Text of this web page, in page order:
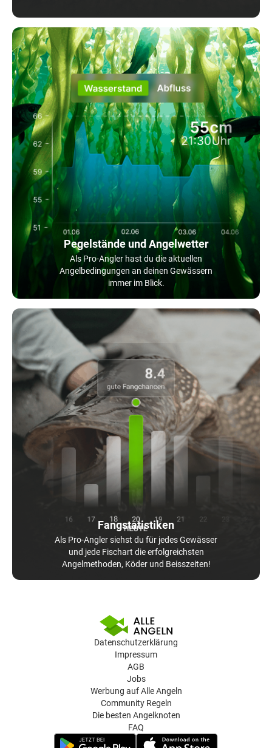
Pegelstände und Angelwetter
Als Pro-Angler hast du die aktuellen
Angelbedingungen an deinen Gewässern
immer im Blick.
Fangstatistiken
Als Pro-Angler siehst du für jedes Gewässer
und jede Fischart die erfolgreichsten
Angelmethoden, Köder und Beisszeiten!
Datenschutzerklärung
Impressum
AGB
Jobs
Werbung auf Alle Angeln
Community Regeln
Die besten Angelknoten
FAQ